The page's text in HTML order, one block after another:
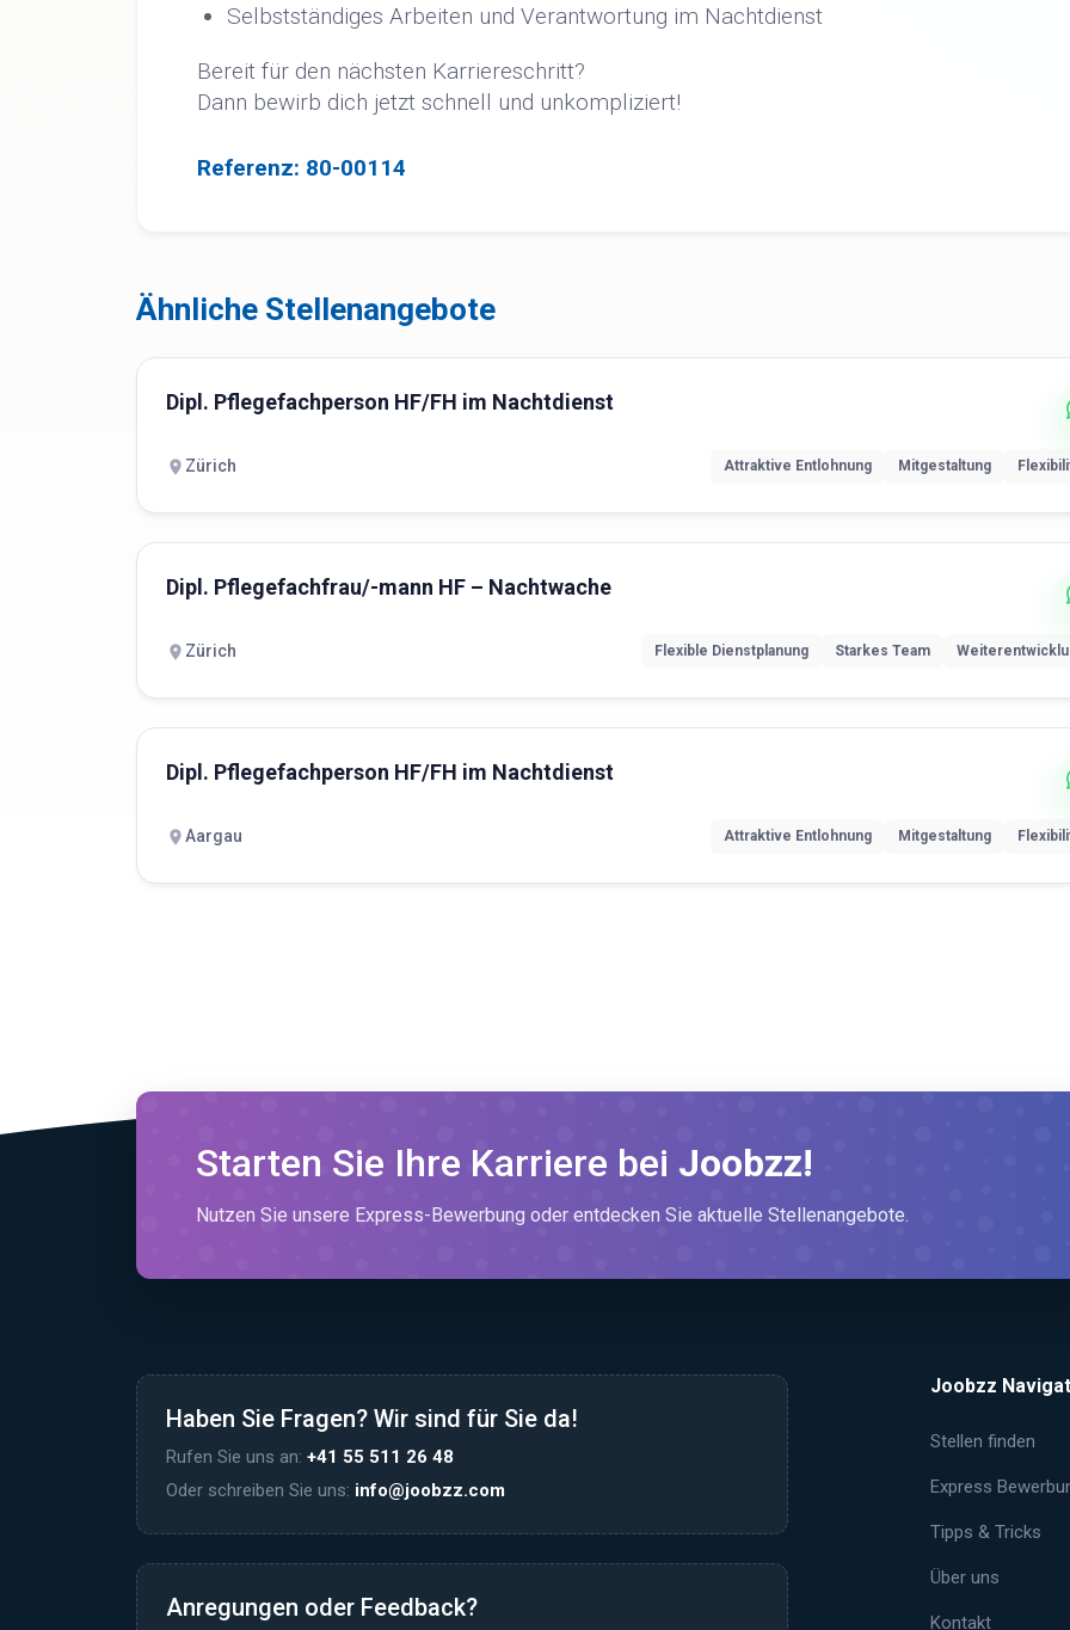
Selbstständiges Arbeiten und Verantwortung im Nachtdienst
Bereit für den nächsten Karriereschritt?
Dann bewirb dich jetzt schnell und unkompliziert!
Referenz: 80-00114
Ähnliche Stellenangebote
Dipl. Pflegefachperson HF/FH im Nachtdienst
Zürich Attraktive Entlohnung Mitgestaltung
Dipl. Pflegefachfrau/-mann HF – Nachtwache
Zürich Flexible Dienstplanung Starkes Team
Dipl. Pflegefachperson HF/FH im Nachtdienst
Aargau Attraktive Entlohnung Mitgestaltung
Starten Sie Ihre Karriere bei Joobzz!
Nutzen Sie unsere Express-Bewerbung oder entdecken Sie aktuelle Stellenangebote.
Haben Sie Fragen? Wir sind für Sie da!
Rufen Sie uns an: +41 55 511 26 48
Oder schreiben Sie uns: info@joobzz.com
Anregungen oder Feedback?
Joobzz
Stellen finden
Express
Tipps & Tricks
Über uns
Kontakt